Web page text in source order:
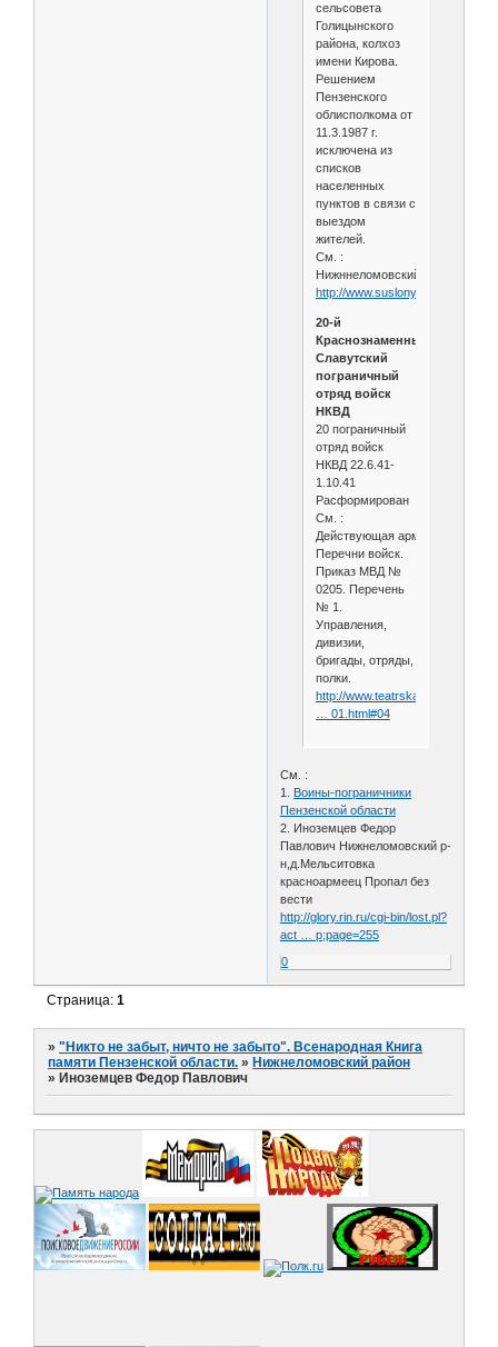
сельсовета
Голицынского
района, колхоз
имени Кирова.
Решением
Пензенского
облисполкома от
11.3.1987 г.
исключена из
списков
населенных
пунктов в связи с
выездом
жителей.
См. :
Нижннеломовский2
http://www.suslony.ru/
20-й
Краснознаменный
Славутский
пограничный
отряд войск
НКВД
20 пограничный
отряд войск
НКВД 22.6.41-
1.10.41
Расформирован
См. :
Действующая армия.
Перечни войск.
Приказ МВД №
0205. Перечень
№ 1.
Управления,
дивизии,
бригады, отряды,
полки.
http://www.teatrskazka.com/
… 01.html#04
См. :
1. Воины-пограничники
Пензенской области
2. Иноземцев Федор
Павлович Нижнеломовский р-
н,д.Мельситовка
красноармеец Пропал без
вести
http://glory.rin.ru/cgi-bin/lost.pl?
act … p;page=255
0
Страница:1
»"Никто не забыт, ничто не забыто". Всенародная Книга
памяти Пензенской области. » Нижнеломовский район
» Иноземцев Федор Павлович